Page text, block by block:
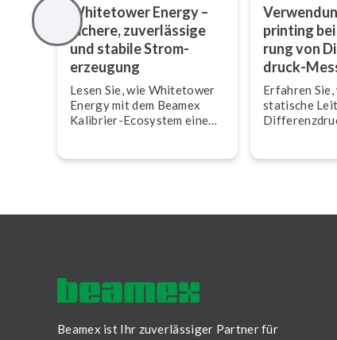
Whitetower Energy –
Sichere, zu­ver­läs­si­ge
und stabile Strom­
erzeu­gung
Lesen Sie, wie Whitetower
Energy mit dem Beamex
Kalibrier-Ecosystem eine
UK si­cher­stellt.
prin­ting
rung von
druck-
Erfahren
statische
leis­tung
Beamex ist Ihr zuverlässiger Partner für